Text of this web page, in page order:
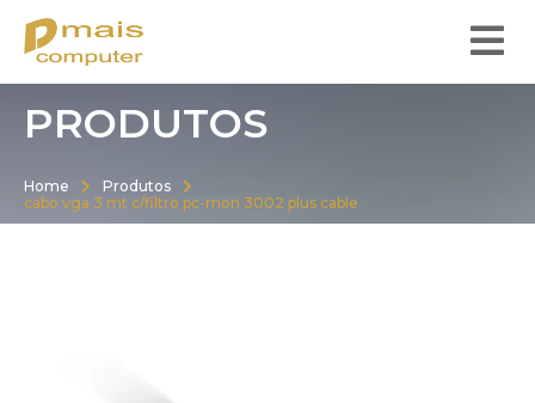
PRODUTOS
Home
Produtos
cabo vga 3 mt c/filtro pc-mon 3002 plus cable